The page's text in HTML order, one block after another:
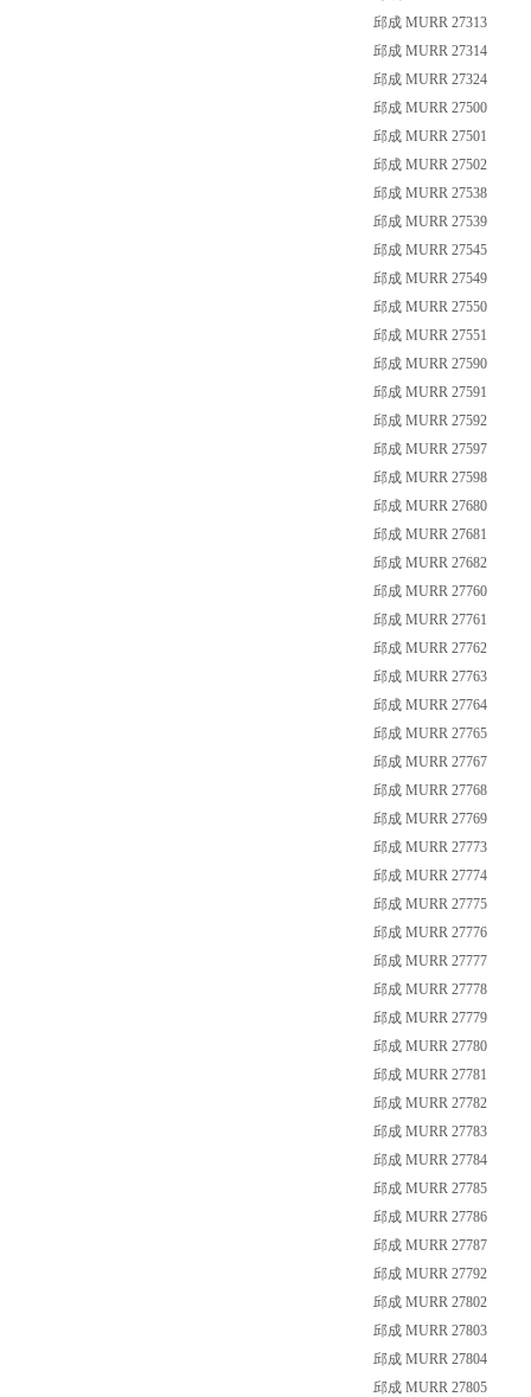
邱成 MURR 27313
邱成 MURR 27314
邱成 MURR 27324
邱成 MURR 27500
邱成 MURR 27501
邱成 MURR 27502
邱成 MURR 27538
邱成 MURR 27539
邱成 MURR 27545
邱成 MURR 27549
邱成 MURR 27550
邱成 MURR 27551
邱成 MURR 27590
邱成 MURR 27591
邱成 MURR 27592
邱成 MURR 27597
邱成 MURR 27598
邱成 MURR 27680
邱成 MURR 27681
邱成 MURR 27682
邱成 MURR 27760
邱成 MURR 27761
邱成 MURR 27762
邱成 MURR 27763
邱成 MURR 27764
邱成 MURR 27765
邱成 MURR 27767
邱成 MURR 27768
邱成 MURR 27769
邱成 MURR 27773
邱成 MURR 27774
邱成 MURR 27775
邱成 MURR 27776
邱成 MURR 27777
邱成 MURR 27778
邱成 MURR 27779
邱成 MURR 27780
邱成 MURR 27781
邱成 MURR 27782
邱成 MURR 27783
邱成 MURR 27784
邱成 MURR 27785
邱成 MURR 27786
邱成 MURR 27787
邱成 MURR 27792
邱成 MURR 27802
邱成 MURR 27803
邱成 MURR 27804
邱成 MURR 27805